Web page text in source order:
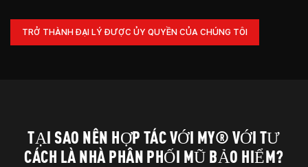
TRỞ THÀNH ĐẠI LÝ ĐƯỢC ỦY QUYỀN CỦA CHÚNG TÔI
TẠI SAO NÊN HỢP TÁC VỚI MY® VỚI TƯ
CÁCH LÀ NHÀ PHÂN PHỐI MŨ BẢO HIỂM?